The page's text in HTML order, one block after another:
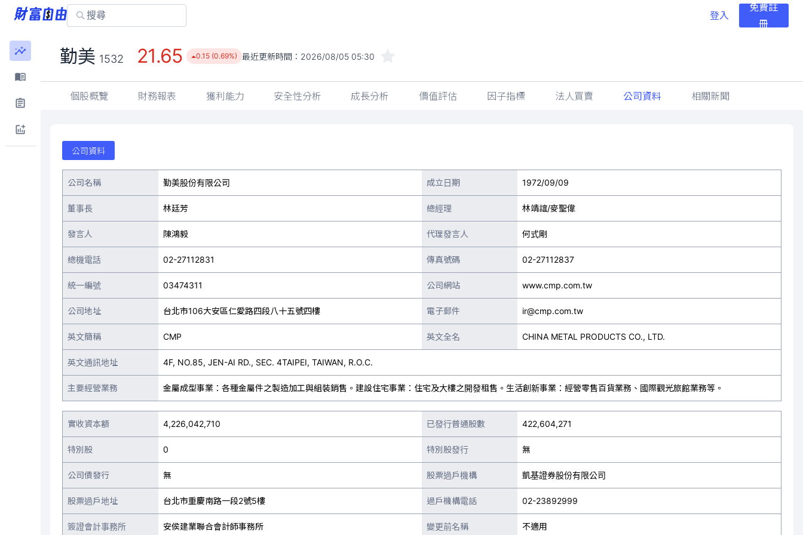
登入
免費註
冊
勤美 1532 21.65 0.15 (0.69%) 最近更新時間： 2026/08/05 05:30
個股概覽 財務報表 獲利能力 安全性分析 成長分析 價值評估 因子指標 法人買賣 公司資料 相關新聞
公司資料
公司名稱 勤美股份有限公司 成立日期 1972/09/09
董事長 林廷芳 總經理 林靖誼/麥聖偉
發言人 陳鴻毅 代理發言人 何式剛
總機電話 02-27112831 傳真號碼 02-27112837
統一編號 03474311 公司網站 www.cmp.com.tw
公司地址 台北市106大安區仁愛路四段八十五號四樓 電子郵件 ir@cmp.com.tw
英文簡稱 CMP 英文全名 CHINA METAL PRODUCTS CO., LTD.
英文通訊地址 4F, NO.85, JEN-AI RD., SEC. 4TAIPEI, TAIWAN, R.O.C.
主要經營業務 金屬成型事業：各種金屬件之製造加工與組裝銷售。建設住宅事業：住宅及大樓之開發租售。生活創新事業：經營零售百貨業務、國際觀光旅館業務等。
實收資本額 4,226,042,710 已發行普通股數 422,604,271
特別股 0 特別股發行 無
公司債發行 無 股票過戶機構 凱基證券股份有限公司
股票過戶地址 台北市重慶南路一段2號5樓 過戶機構電話 02-23892999
簽證會計事務所 安侯建業聯合會計師事務所 變更前名稱 不適用